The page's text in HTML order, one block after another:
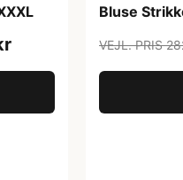
Bluse
VEJL. PRIS